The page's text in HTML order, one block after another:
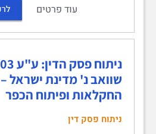
עוד פרטים
שוואב נ' מדינת ישראל
החקלאות ופיתוח הכפר
ניתוח פסק דין